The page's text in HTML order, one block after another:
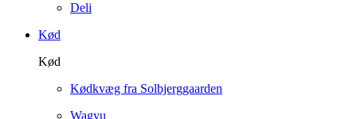
Deli
Kød
Kød
Kødkvæg fra Solbjerggaarden
Wagyu